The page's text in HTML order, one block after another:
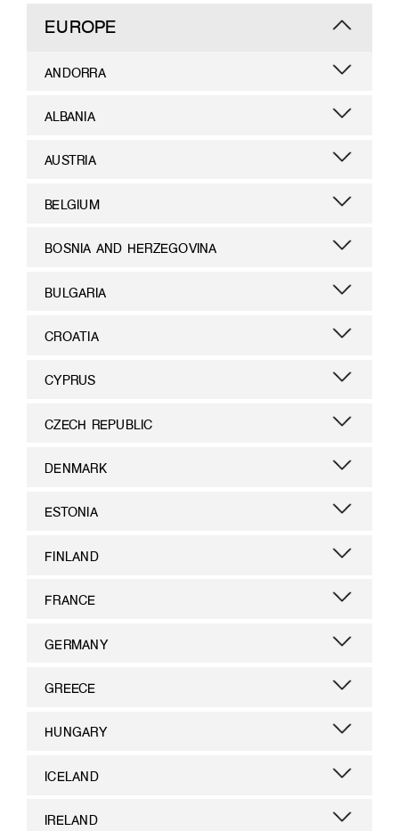
EUROPE
ANDORRA
ALBANIA
AUSTRIA
BELGIUM
BOSNIA AND HERZEGOVINA
BULGARIA
CROATIA
CYPRUS
CZECH REPUBLIC
DENMARK
ESTONIA
FINLAND
FRANCE
GERMANY
GREECE
HUNGARY
ICELAND
IRELAND